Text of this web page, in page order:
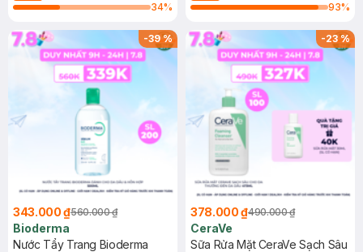
34%
93%
-39%
343.000 ₫560.000 ₫
Bioderma
Nước Tẩy Trang Bioderma
-23%
378.000 ₫490.000 ₫
CeraVe
Sữa Rửa Mặt CeraVe Sạch Sâu